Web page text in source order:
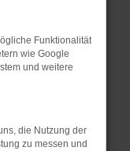
und dein
Stand
Funktionalität
wie Google
und weitere
die Nutzung der
zu messen und